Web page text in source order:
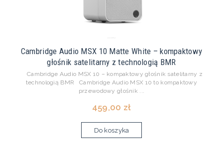
Cambridge Audio MSX 10 Matte White – kompaktowy
głośnik satelitarny z technologią BMR
Cambridge Audio MSX 10 – kompaktowy głośnik satelitarny z
technologią BMR Cambridge Audio MSX 10 to kompaktowy
przewodowy głośnik ...
459,00 zł
Do koszyka